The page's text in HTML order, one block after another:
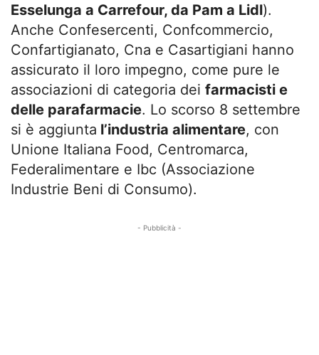
Esselunga a Carrefour, da Pam a Lidl).
Anche Confesercenti, Confcommercio,
Confartigianato, Cna e Casartigiani hanno
assicurato il loro impegno, come pure le
associazioni di categoria dei farmacisti e
delle parafarmacie. Lo scorso 8 settembre
si è aggiunta l’industria alimentare, con
Unione Italiana Food, Centromarca,
Federalimentare e Ibc (Associazione
Industrie Beni di Consumo).
- Pubblicità -